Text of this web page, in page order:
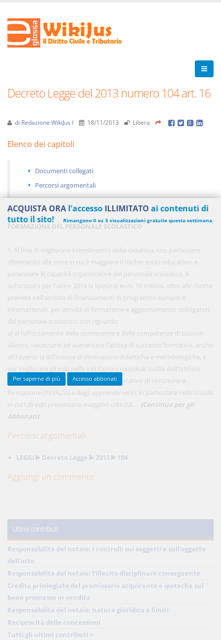
Decreto Legge del 2013 numero 104 art. 16
di Redazione WikiJus I 18/11/2013 Libera
Elenco dei capitoli
Documenti collegati
Percorsi argomentali
FORMAZIONE DEL PERSONALE SCOLASTICO
1. Al fine di migliorare il rendimento della didattica, con particolare
riferimento alle zone in cui è maggiore il rischio socio-educativo, e
potenziare le capacità organizzative del personale scolastico, è
autorizzata per l'anno 2014 la spesa di euro 10 milioni, oltre alle risorse
previste nell'ambito di finanziamenti di programmi europei e
internazionali, per attività di formazione e aggiornamento obbligatori
del personale scolastico, con riguardo:
a) al rafforzamento delle conoscenze e delle competenze di ciascun
alunno, necessarie ad aumentare l'attesa di successo formativo, anche
attraverso la diffusione di innovazioni didattiche e metodologiche, e
per migliorare gli esiti nelle valutazioni nazionali svolte dall'Istituto
nazionale di valutazione del sistema educativo di istruzione e
formazione (INVALSI) e degli apprendimenti, in particolare nelle scuole
in cui tali esiti presentano maggiori criticità; ... (Continua per gli
Abbonati)
Percorsi argomentali
LEGGI Decreto Legge 2013 104
Aggiungi un commento
Ultimi contributi
Responsabilità del notaio: i controlli sui soggetti e sull'oggetto
dell'atto
Responsabilità del notaio: l'illecito disciplinare conseguente
Credito privilegiato del promissario acquirente e ipoteche sul
bene promesso in vendita
Responsabilità del notaio: natura giuridica e limiti
Reciprocità delle concessioni
Tutti gli ultimi contributi >
ACQUISTA ORA l'accesso ILLIMITATO ai contenuti di
tutto il sito!
Rimangono 0 su 3 visualizzazioni gratuite questa settimana.
450,00 € ANNUALI
anziché570.00€, risparmi il 21%!
Acquista ora
48,00 € MENSILI
Acquista ora
Per saperne di più Accesso abbonati